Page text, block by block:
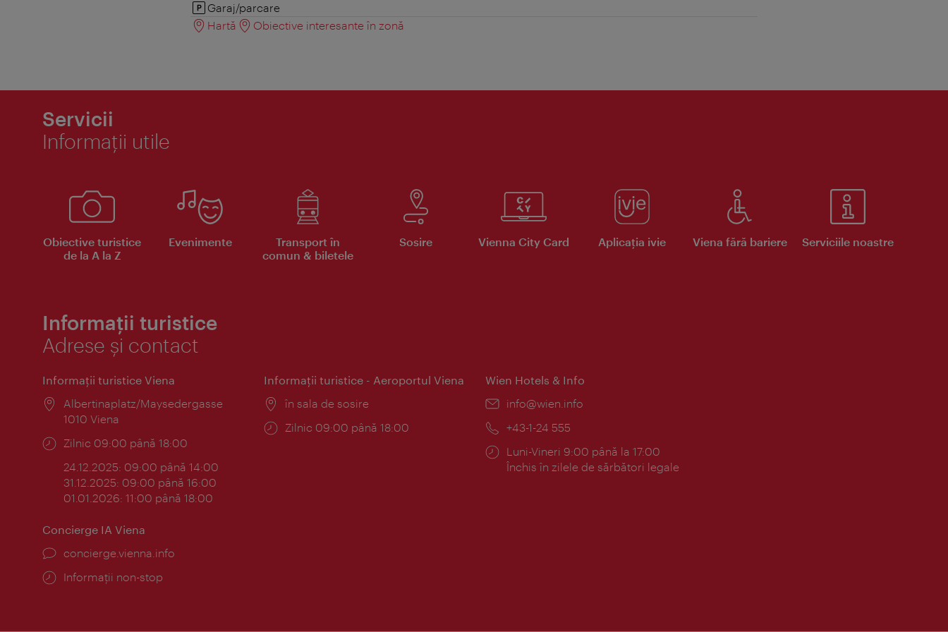
Garaj/parcare
Hartă
Obiective interesante în zonă
Servicii
Informaţii utile
Obiective turistice
de la A la Z
Evenimente
Transport în
comun & biletele
Sosire Vienna City Card Aplicaţia ivie Viena fără bariere Serviciile noastre
Informații turistice
Adrese și contact
Informaţii turistice Viena
Locul:
Albertinaplatz/Maysedergasse
1010 Viena
Program:
Zilnic 09:00 până 18:00
24.12.2025: 09:00 până 14:00
31.12.2025: 09:00 până 16:00
01.01.2026: 11:00 până 18:00
Informaţii turistice - Aeroportul Viena
Locul:
în sala de sosire
Program:
Zilnic 09:00 până 18:00
Wien Hotels & Info
E-
info@wien.info
Telefon:
+43-1-24 555
Program:
Luni-Vineri 9:00 până la 17:00
Închis în zilele de sărbători legale
Concierge IA Viena
concierge.vienna.info
Informații non-stop